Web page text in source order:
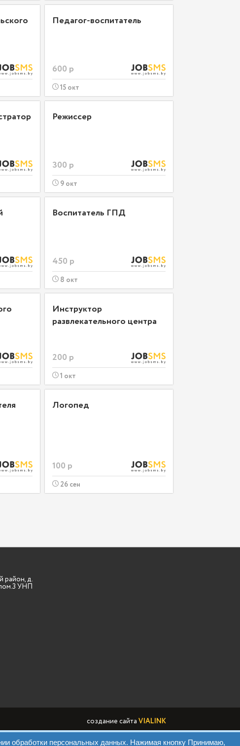
обработки персональных данных. Нажимая кнопку Принимаю,
Педагог-воспитатель
600 р
15 окт
Режиссер
300 р
9 окт
Воспитатель ГПД
450 р
8 окт
Инструктор
развлекательного центра
200 р
1 окт
Логопед
100 р
26 сен
район, д.
пом.3 УНП
создание сайта VIALINK